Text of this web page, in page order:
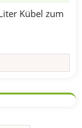
Kübel zum